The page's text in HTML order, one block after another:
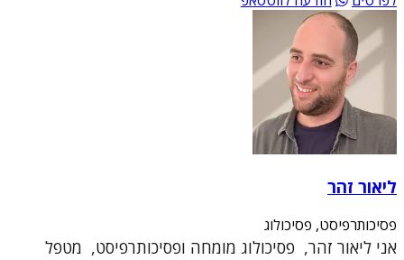
ליאור זהר
פסיכותרפיסט, פסיכולוג
אני ליאור זהר, פסיכולוג מומחה ופסיכותרפיסט, מטפל